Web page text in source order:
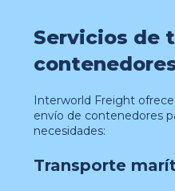
Servicios de
Interworld Freight
envío de contenedores
necesidades:
Transporte